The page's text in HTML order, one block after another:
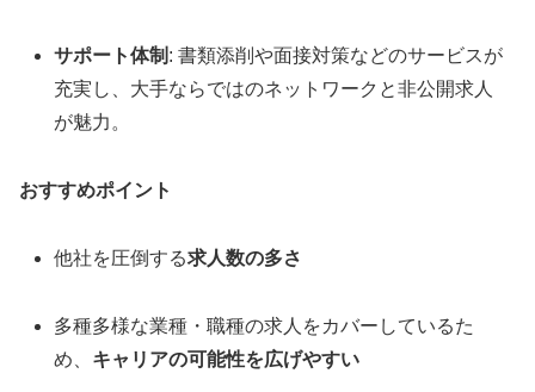
サポート体制 : 書類添削や面接対策などのサービスが
充実し、大手ならではのネットワークと非公開求人
が魅力。
おすすめポイント
他社を圧倒する求人数の多さ
多種多様な業種・職種の求人をカバーしているた
め、 キャリアの可能性を広げやすい